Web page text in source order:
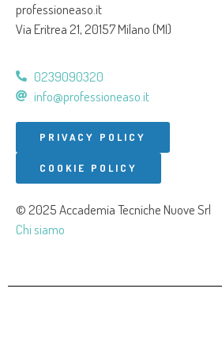
professioneaso.it
Via Eritrea 21, 20157 Milano (MI)
0239090320
info@professioneaso.it
PRIVACY POLICY
COOKIE POLICY
© 2025 Accademia Tecniche Nuove Srl
Chi siamo